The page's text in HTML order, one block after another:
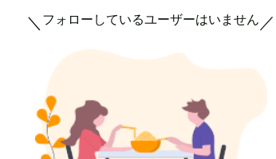
＼ フォローしているユーザーはいません ／